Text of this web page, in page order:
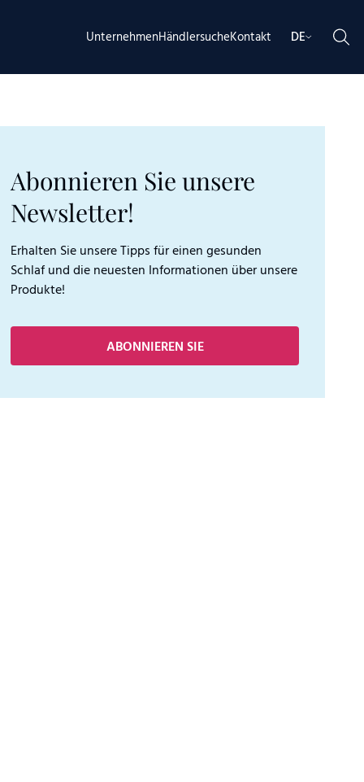
UnternehmenHändlersucheKontakt DE
Abonnieren Sie unsere
Newsletter!
Erhalten Sie unsere Tipps für einen gesunden
Schlaf und die neuesten Informationen über unsere
Produkte!
ABONNIEREN SIE